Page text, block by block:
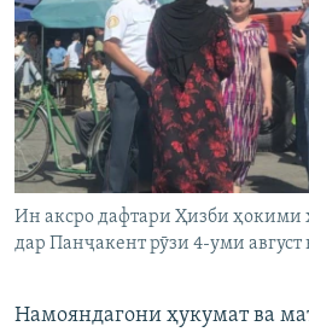
Ин аксро дафтари Ҳизби ҳокими
дар Панҷакент рӯзи 4-уми
Намояндагони ҳукумат ва